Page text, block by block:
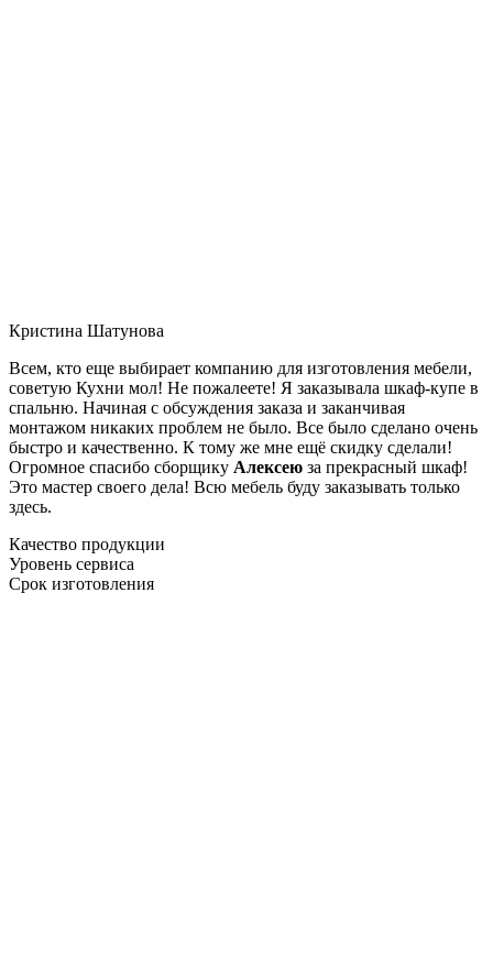
Кристина Шатунова
Всем, кто еще выбирает компанию для изготовления мебели,
советую Кухни мол! Не пожалеете! Я заказывала шкаф-купе в
спальню. Начиная с обсуждения заказа и заканчивая
монтажом никаких проблем не было. Все было сделано очень
быстро и качественно. К тому же мне ещё скидку сделали!
Огромное спасибо сборщику Алексею за прекрасный шкаф!
Это мастер своего дела! Всю мебель буду заказывать только
здесь.
Качество продукции
Уровень сервиса
Срок изготовления